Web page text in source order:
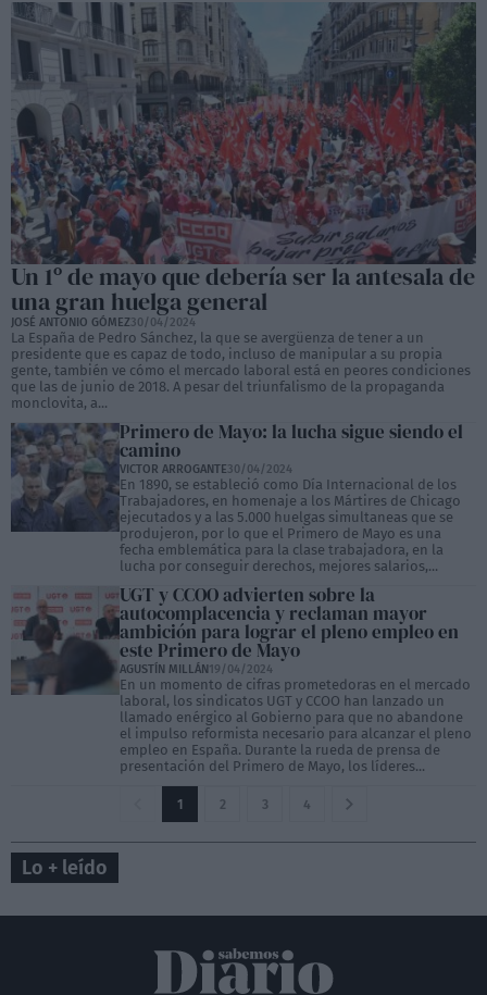
Un 1º de mayo que debería ser la antesala de
una gran huelga general
JOSÉ ANTONIO GÓMEZ30/04/2024
La España de Pedro Sánchez, la que se avergüenza de tener a un
presidente que es capaz de todo, incluso de manipular a su propia
gente, también ve cómo el mercado laboral está en peores condiciones
que las de junio de 2018. A pesar del triunfalismo de la propaganda
monclovita, a...
Primero de Mayo: la lucha sigue siendo el
camino
VICTOR ARROGANTE30/04/2024
En 1890, se estableció como Día Internacional de los
Trabajadores, en homenaje a los Mártires de Chicago
ejecutados y a las 5.000 huelgas simultaneas que se
produjeron, por lo que el Primero de Mayo es una
fecha emblemática para la clase trabajadora, en la
lucha por conseguir derechos, mejores salarios,...
UGT y CCOO advierten sobre la
autocomplacencia y reclaman mayor
ambición para lograr el pleno empleo en
este Primero de Mayo
AGUSTÍN MILLÁN19/04/2024
En un momento de cifras prometedoras en el mercado
laboral, los sindicatos UGT y CCOO han lanzado un
llamado enérgico al Gobierno para que no abandone
el impulso reformista necesario para alcanzar el pleno
empleo en España. Durante la rueda de prensa de
presentación del Primero de Mayo, los líderes...
1 2 3 4
Lo + leído